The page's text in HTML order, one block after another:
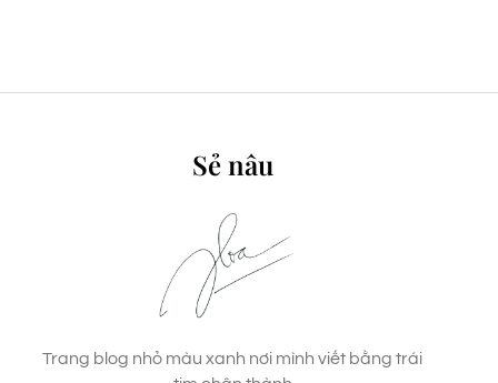
Sẻ nâu
Trang blog nhỏ màu xanh nơi mình viết bằng trái